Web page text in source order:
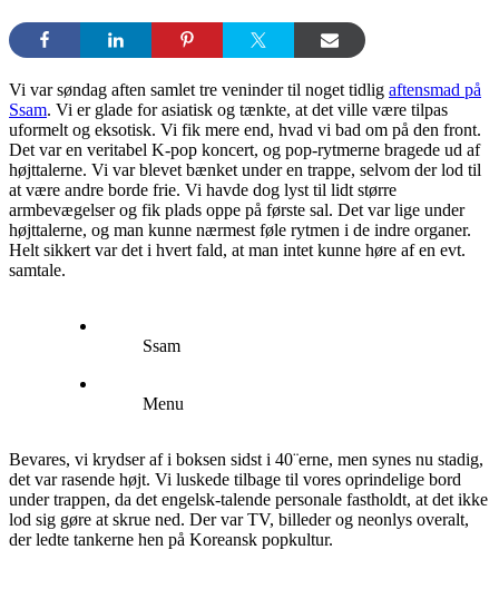
Vi var søndag aften samlet tre veninder til noget tidlig aftensmad på
Ssam. Vi er glade for asiatisk og tænkte, at det ville være tilpas
uformelt og eksotisk. Vi fik mere end, hvad vi bad om på den front.
Det var en veritabel K-pop koncert, og pop-rytmerne bragede ud af
højttalerne. Vi var blevet bænket under en trappe, selvom der lod til
at være andre borde frie. Vi havde dog lyst til lidt større
armbevægelser og fik plads oppe på første sal. Det var lige under
højttalerne, og man kunne nærmest føle rytmen i de indre organer.
Helt sikkert var det i hvert fald, at man intet kunne høre af en evt.
samtale.
Ssam
Menu
Bevares, vi krydser af i boksen sidst i 40¨erne, men synes nu stadig,
det var rasende højt. Vi luskede tilbage til vores oprindelige bord
under trappen, da det engelsk-talende personale fastholdt, at det ikke
lod sig gøre at skrue ned. Der var TV, billeder og neonlys overalt,
der ledte tankerne hen på Koreansk popkultur.